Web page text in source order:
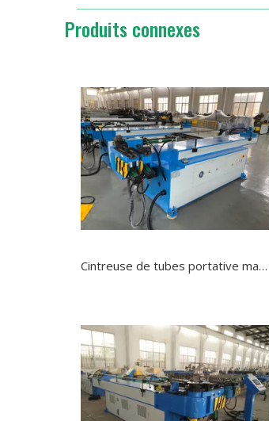
Produits connexes
Cintreuse de tubes portative manuelle numérique en forme de U